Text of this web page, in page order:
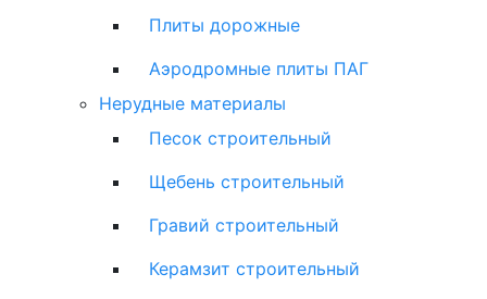
Плиты дорожные
Аэродромные плиты ПАГ
Нерудные материалы
Песок строительный
Щебень строительный
Гравий строительный
Керамзит строительный